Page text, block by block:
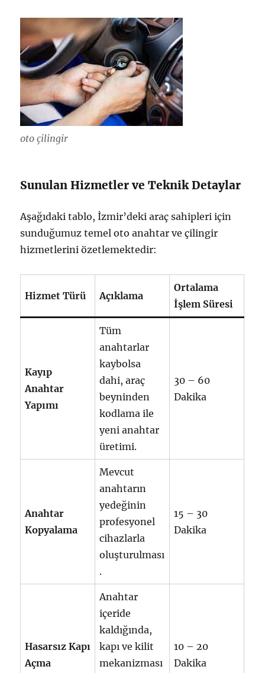
oto çilingir
Sunulan Hizmetler ve Teknik Detaylar
Aşağıdaki tablo, İzmir’deki araç sahipleri için
sunduğumuz temel oto anahtar ve çilingir
hizmetlerini özetlemektedir:
Hizmet Türü Açıklama
Ortalama
İşlem Süresi
Kayıp
Anahtar
Yapımı
Tüm
anahtarlar
kaybolsa
dahi, araç
beyninden
kodlama ile
yeni anahtar
üretimi.
30 – 60
Dakika
Anahtar
Kopyalama
Mevcut
anahtarın
yedeğinin
profesyonel
cihazlarla
oluşturulması
.
15 – 30
Dakika
Hasarsız Kapı
Açma
Anahtar
içeride
kaldığında,
kapı ve kilit
mekanizması
10 – 20
Dakika